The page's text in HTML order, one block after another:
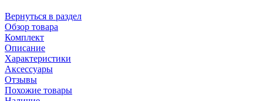
Вернуться в раздел
Обзор товара
Комплект
Описание
Характеристики
Аксессуары
Отзывы
Похожие товары